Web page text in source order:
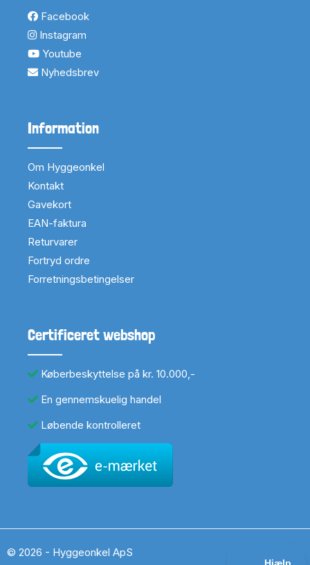
Facebook
Instagram
Youtube
Nyhedsbrev
Information
Om Hyggeonkel
Kontakt
Gavekort
EAN-faktura
Returvarer
Fortryd ordre
Forretningsbetingelser
Certificeret webshop
Køberbeskyttelse på kr. 10.000,-
En gennemskuelig handel
Løbende kontrolleret
© 2026 - Hyggeonkel ApS